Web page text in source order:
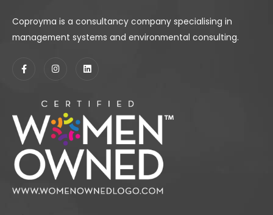
Coproyma is a consultancy company specialising in
management systems and environmental consulting.